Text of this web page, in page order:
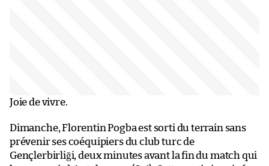
Joie de vivre.
Dimanche, Florentin Pogba est sorti du terrain sans
prévenir ses coéquipiers du club turc de
Gençlerbirliği, deux minutes avant la fin du match qui